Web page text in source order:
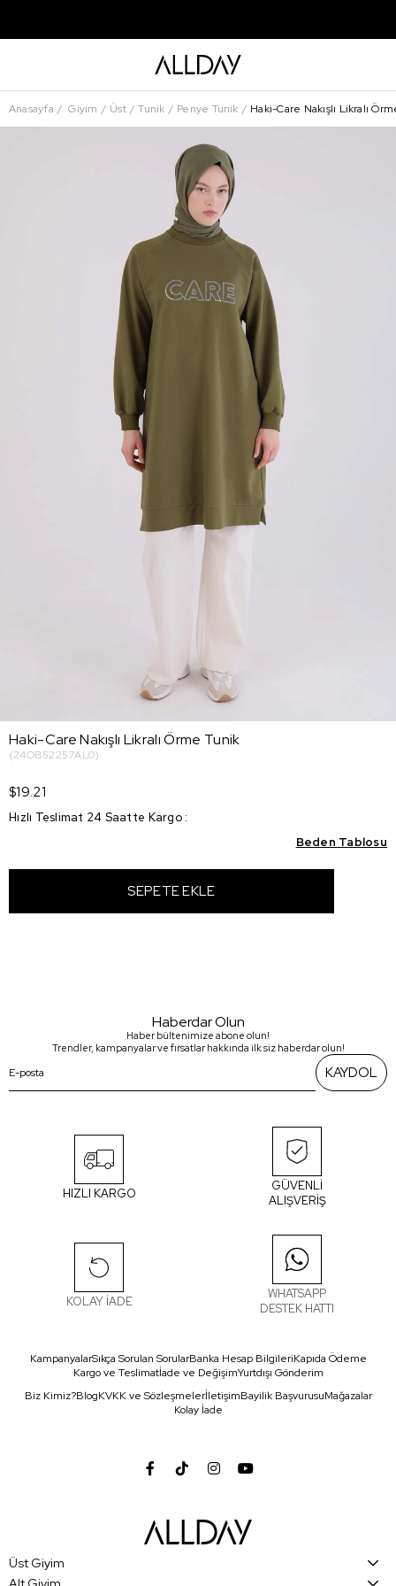
Anasayfa Giyim Üst Tunik Penye Tunik Haki-Care Nakışlı Likralı
Haki-Care Nakışlı Likralı Örme Tunik
(24OB52257AL0)
$19.21
Hızlı Teslimat 24 Saatte Kargo :
Beden Tablosu
Haberdar Olun
Haber bültenimize abone olun!
Trendler, kampanyalar ve fırsatlar hakkında ilk siz haberdar olun!
KAYDOL
HIZLI KARGO
GÜVENLİ
ALIŞVERİŞ
KOLAY İADE
WHATSAPP
DESTEK HATTI
KampanyalarSıkça Sorulan SorularBanka Hesap BilgileriKapıda Ödeme
Kargo ve Teslimatİade ve DeğişimYurtdışı Gönderim
Biz Kimiz?BlogKVKK ve SözleşmelerİletişimBayilik BaşvurusuMağazalar
Kolay İade
Üst Giyim